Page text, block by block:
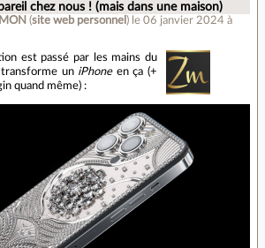
chez nous ! (mais dans une maison)
(site web personnel ) le 06 janvier 2024 à
est passé par les mains du
un iPhoneen ça (+
quand même) :